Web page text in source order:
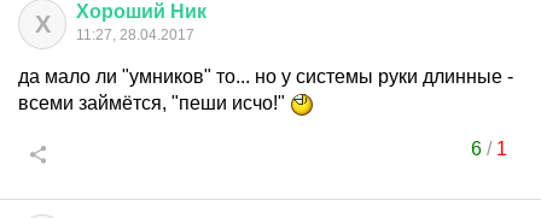
Х Хороший Ник
11:27, 28.04.2017
да мало ли "умников" то... но у системы руки длинные -
всеми займётся, "пеши исчо!"
6/ 1